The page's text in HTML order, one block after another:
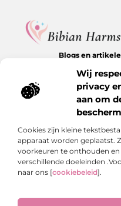
Wij
privacy
aan om
Cookies zijn kleine
apparaat worden geplaatst.
voorkeuren te onthouden
verschillende doeleinden
naar ons [cookiebeleid].
Blogs en
waardevolle
Bericht categorie
Onze informatie